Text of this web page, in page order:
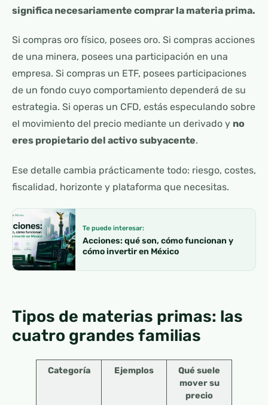
significa necesariamente comprar la materia prima.
Si compras oro físico, posees oro. Si compras acciones
de una minera, posees una participación en una
empresa. Si compras un ETF, posees participaciones
de un fondo cuyo comportamiento dependerá de su
estrategia. Si operas un CFD, estás especulando sobre
el movimiento del precio mediante un derivado y no
eres propietario del activo subyacente.
Ese detalle cambia prácticamente todo: riesgo, costes,
fiscalidad, horizonte y plataforma que necesitas.
Te puede interesar:
Acciones: qué son, cómo funcionan y
cómo invertir en México
Tipos de materias primas: las
cuatro grandes familias
Categoría Ejemplos
Qué suele
mover su
precio